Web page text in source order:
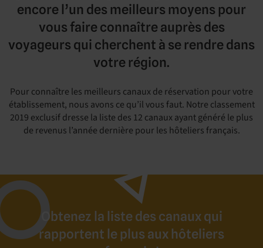
encore l’un des meilleurs moyens pour
vous faire connaître auprès des
voyageurs qui cherchent à se rendre dans
votre région.
Pour connaître les meilleurs canaux de réservation pour votre
établissement, nous avons ce qu’il vous faut. Notre classement
2019 exclusif dresse la liste des 12 canaux ayant généré le plus
de revenus l’année dernière pour les hôteliers français.
Obtenez la liste des canaux qui
rapportent le plus aux hôteliers